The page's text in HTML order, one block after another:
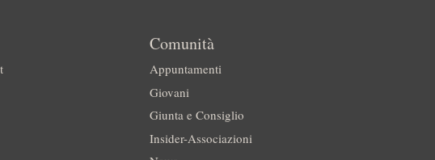
Comunità
Appuntamenti
Giovani
Giunta e Consiglio
Insider-Associazioni